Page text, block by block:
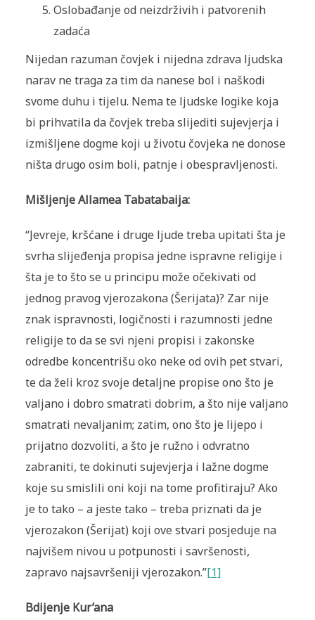
Oslobađanje od neizdrživih i patvorenih
zadaća
Nijedan razuman čovjek i nijedna zdrava ljudska
narav ne traga za tim da nanese bol i naškodi
svome duhu i tijelu. Nema te ljudske logike koja
bi prihvatila da čovjek treba slijediti sujevjerja i
izmišljene dogme koji u životu čovjeka ne donose
ništa drugo osim boli, patnje i obespravljenosti.
Mišljenje Allamea Tabatabaija:
“Jevreje, kršćane i druge ljude treba upitati šta je
svrha slijeđenja propisa jedne ispravne religije i
šta je to što se u principu može očekivati od
jednog pravog vjerozakona (Šerijata)? Zar nije
znak ispravnosti, logičnosti i razumnosti jedne
religije to da se svi njeni propisi i zakonske
odredbe koncentrišu oko neke od ovih pet stvari,
te da želi kroz svoje detaljne propise ono što je
valjano i dobro smatrati dobrim, a što nije valjano
smatrati nevaljanim; zatim, ono što je lijepo i
prijatno dozvoliti, a što je ružno i odvratno
zabraniti, te dokinuti sujevjerja i lažne dogme
koje su smislili oni koji na tome profitiraju? Ako
je to tako – a jeste tako – treba priznati da je
vjerozakon (Šerijat) koji ove stvari posjeduje na
najvišem nivou u potpunosti i savršenosti,
zapravo najsavršeniji vjerozakon.”[1]
Bdijenje Kur’ana